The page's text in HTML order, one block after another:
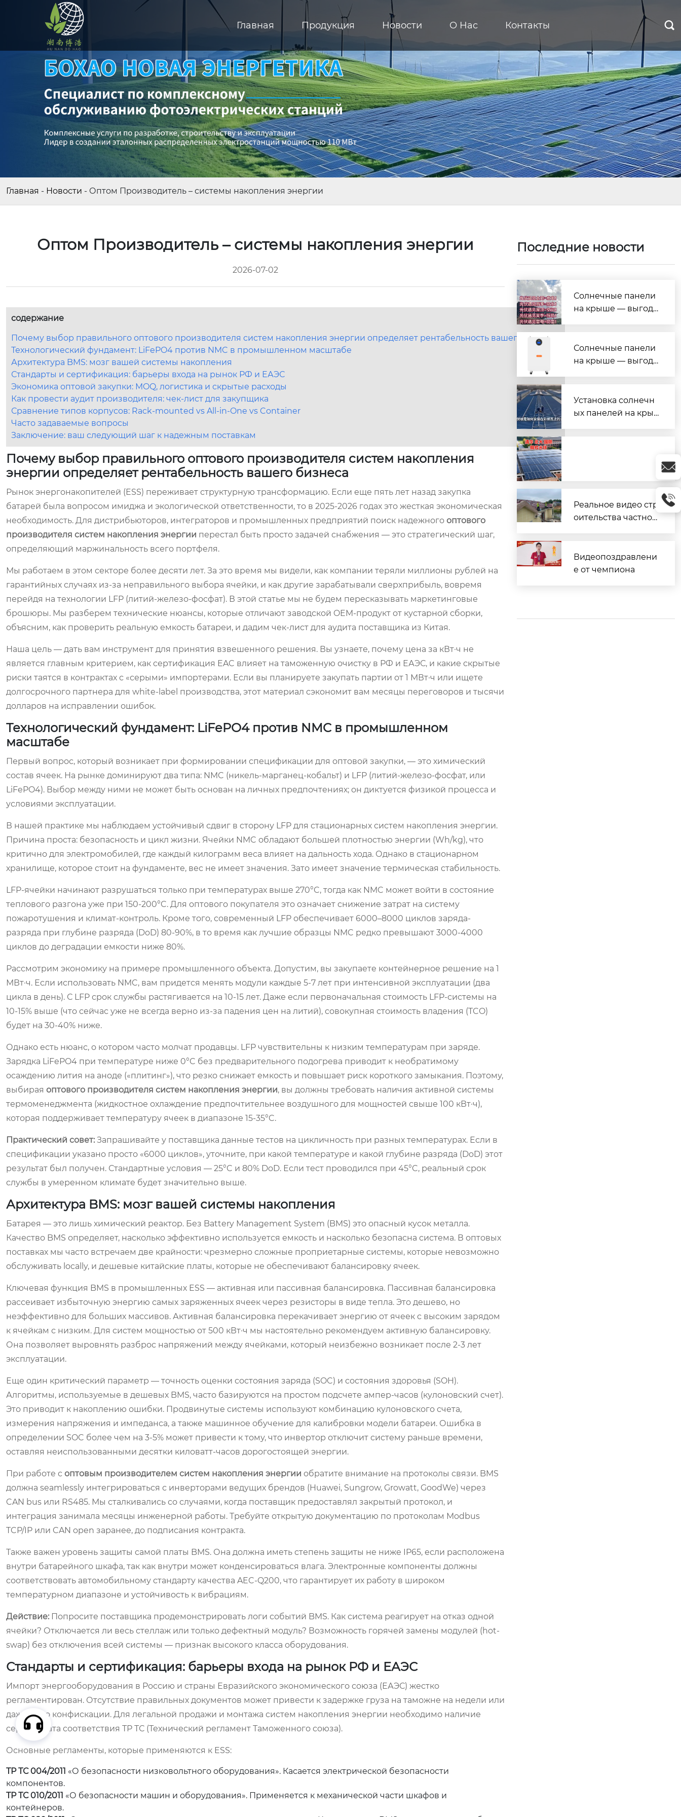
Главная Продукция Новости О Нас Контакты 
Главная - Новости - Оптом Производитель – системы накопления энергии
Оптом Производитель – системы накопления энергии
2026-07-02
содержание
Почему выбор правильного оптового производителя систем накопления энергии определяет рентабельность вашего бизнеса
Технологический фундамент: LiFePO4 против NMC в промышленном масштабе
Архитектура BMS: мозг вашей системы накопления
Стандарты и сертификация: барьеры входа на рынок РФ и ЕАЭС
Экономика оптовой закупки: MOQ, логистика и скрытые расходы
Как провести аудит производителя: чек-лист для закупщика
Сравнение типов корпусов: Rack-mounted vs All-in-One vs Container
Часто задаваемые вопросы
Заключение: ваш следующий шаг к надежным поставкам
Почему выбор правильного оптового производителя систем накопления
энергии определяет рентабельность вашего бизнеса
Рынок энергонакопителей (ESS) переживает структурную трансформацию. Если еще пять лет назад закупка
батарей была вопросом имиджа и экологической ответственности, то в 2025-2026 годах это жесткая экономическая
необходимость. Для дистрибьюторов, интеграторов и промышленных предприятий поиск надежного оптового
производителя систем накопления энергии перестал быть просто задачей снабжения — это стратегический шаг,
определяющий маржинальность всего портфеля.
Мы работаем в этом секторе более десяти лет. За это время мы видели, как компании теряли миллионы рублей на
гарантийных случаях из-за неправильного выбора ячейки, и как другие зарабатывали сверхприбыль, вовремя
перейдя на технологии LFP (литий-железо-фосфат). В этой статье мы не будем пересказывать маркетинговые
брошюры. Мы разберем технические нюансы, которые отличают заводской OEM-продукт от кустарной сборки,
объясним, как проверить реальную емкость батареи, и дадим чек-лист для аудита поставщика из Китая.
Наша цель — дать вам инструмент для принятия взвешенного решения. Вы узнаете, почему цена за кВт·ч не
является главным критерием, как сертификация EAC влияет на таможенную очистку в РФ и ЕАЭС, и какие скрытые
риски таятся в контрактах с «серыми» импортерами. Если вы планируете закупать партии от 1 МВт·ч или ищете
долгосрочного партнера для white-label производства, этот материал сэкономит вам месяцы переговоров и тысячи
долларов на исправлении ошибок.
Технологический фундамент: LiFePO4 против NMC в промышленном
масштабе
Первый вопрос, который возникает при формировании спецификации для оптовой закупки, — это химический
состав ячеек. На рынке доминируют два типа: NMC (никель-марганец-кобальт) и LFP (литий-железо-фосфат, или
LiFePO4). Выбор между ними не может быть основан на личных предпочтениях; он диктуется физикой процесса и
условиями эксплуатации.
В нашей практике мы наблюдаем устойчивый сдвиг в сторону LFP для стационарных систем накопления энергии.
Причина проста: безопасность и цикл жизни. Ячейки NMC обладают большей плотностью энергии (Wh/kg), что
критично для электромобилей, где каждый килограмм веса влияет на дальность хода. Однако в стационарном
хранилище, которое стоит на фундаменте, вес не имеет значения. Зато имеет значение термическая стабильность.
LFP-ячейки начинают разрушаться только при температурах выше 270°C, тогда как NMC может войти в состояние
теплового разгона уже при 150-200°C. Для оптового покупателя это означает снижение затрат на систему
пожаротушения и климат-контроль. Кроме того, современный LFP обеспечивает 6000–8000 циклов заряда-
разряда при глубине разряда (DoD) 80-90%, в то время как лучшие образцы NMC редко превышают 3000-4000
циклов до деградации емкости ниже 80%.
Рассмотрим экономику на примере промышленного объекта. Допустим, вы закупаете контейнерное решение на 1
МВт·ч. Если использовать NMC, вам придется менять модули каждые 5-7 лет при интенсивной эксплуатации (два
цикла в день). С LFP срок службы растягивается на 10-15 лет. Даже если первоначальная стоимость LFP-системы на
10-15% выше (что сейчас уже не всегда верно из-за падения цен на литий), совокупная стоимость владения (TCO)
будет на 30-40% ниже.
Однако есть нюанс, о котором часто молчат продавцы. LFP чувствительны к низким температурам при заряде.
Зарядка LiFePO4 при температуре ниже 0°C без предварительного подогрева приводит к необратимому
осаждению лития на аноде («плитинг»), что резко снижает емкость и повышает риск короткого замыкания. Поэтому,
выбирая оптового производителя систем накопления энергии, вы должны требовать наличия активной системы
термоменеджмента (жидкостное охлаждение предпочтительнее воздушного для мощностей свыше 100 кВт·ч),
которая поддерживает температуру ячеек в диапазоне 15-35°C.
Практический совет: Запрашивайте у поставщика данные тестов на цикличность при разных температурах. Если в
спецификации указано просто «6000 циклов», уточните, при какой температуре и какой глубине разряда (DoD) этот
результат был получен. Стандартные условия — 25°C и 80% DoD. Если тест проводился при 45°C, реальный срок
службы в умеренном климате будет значительно выше.
Архитектура BMS: мозг вашей системы накопления
Батарея — это лишь химический реактор. Без Battery Management System (BMS) это опасный кусок металла.
Качество BMS определяет, насколько эффективно используется емкость и насколько безопасна система. В оптовых
поставках мы часто встречаем две крайности: чрезмерно сложные проприетарные системы, которые невозможно
обслуживать locally, и дешевые китайские платы, которые не обеспечивают балансировку ячеек.
Ключевая функция BMS в промышленных ESS — активная или пассивная балансировка. Пассивная балансировка
рассеивает избыточную энергию самых заряженных ячеек через резисторы в виде тепла. Это дешево, но
неэффективно для больших массивов. Активная балансировка перекачивает энергию от ячеек с высоким зарядом
к ячейкам с низким. Для систем мощностью от 500 кВт·ч мы настоятельно рекомендуем активную балансировку.
Она позволяет выровнять разброс напряжений между ячейками, который неизбежно возникает после 2-3 лет
эксплуатации.
Еще один критический параметр — точность оценки состояния заряда (SOC) и состояния здоровья (SOH).
Алгоритмы, используемые в дешевых BMS, часто базируются на простом подсчете ампер-часов (кулоновский счет).
Это приводит к накоплению ошибки. Продвинутые системы используют комбинацию кулоновского счета,
измерения напряжения и импеданса, а также машинное обучение для калибровки модели батареи. Ошибка в
определении SOC более чем на 3-5% может привести к тому, что инвертор отключит систему раньше времени,
оставляя неиспользованными десятки киловатт-часов дорогостоящей энергии.
При работе с оптовым производителем систем накопления энергии обратите внимание на протоколы связи. BMS
должна seamlessly интегрироваться с инверторами ведущих брендов (Huawei, Sungrow, Growatt, GoodWe) через
CAN bus или RS485. Мы сталкивались со случаями, когда поставщик предоставлял закрытый протокол, и
интеграция занимала месяцы инженерной работы. Требуйте открытую документацию по протоколам Modbus
TCP/IP или CAN open заранее, до подписания контракта.
Также важен уровень защиты самой платы BMS. Она должна иметь степень защиты не ниже IP65, если расположена
внутри батарейного шкафа, так как внутри может конденсироваться влага. Электронные компоненты должны
соответствовать автомобильному стандарту качества AEC-Q200, что гарантирует их работу в широком
температурном диапазоне и устойчивость к вибрациям.
Действие: Попросите поставщика продемонстрировать логи событий BMS. Как система реагирует на отказ одной
ячейки? Отключается ли весь стеллаж или только дефектный модуль? Возможность горячей замены модулей (hot-
swap) без отключения всей системы — признак высокого класса оборудования.
Стандарты и сертификация: барьеры входа на рынок РФ и ЕАЭС
Импорт энергооборудования в Россию и страны Евразийского экономического союза (ЕАЭС) жестко
регламентирован. Отсутствие правильных документов может привести к задержке груза на таможне на недели или
даже к его конфискации. Для легальной продажи и монтажа систем накопления энергии необходимо наличие
сертификата соответствия ТР ТС (Технический регламент Таможенного союза).
Основные регламенты, которые применяются к ESS:
ТР ТС 004/2011 «О безопасности низковольтного оборудования». Касается электрической безопасности
компонентов.
ТР ТС 010/2011 «О безопасности машин и оборудования». Применяется к механической части шкафов и
контейнеров.
Последние новости
Солнечные панели
на крыше — выгода
Солнечные панели
на крыше — выгода
Установка солнечн
ых панелей на кры
Реальное видео стр
оительства частног
Видеопоздравлени
е от чемпиона